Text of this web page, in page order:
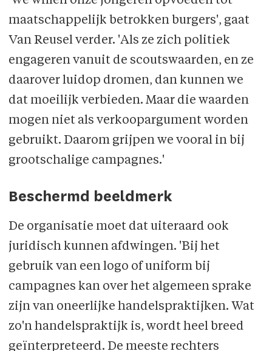
maatschappelijk betrokken burgers', gaat
Van Reusel verder. 'Als ze zich politiek
engageren vanuit de scoutswaarden, en ze
daarover luidop dromen, dan kunnen we
dat moeilijk verbieden. Maar die waarden
mogen niet als verkoopargument worden
gebruikt. Daarom grijpen we vooral in bij
grootschalige campagnes.'
Beschermd beeldmerk
De organisatie moet dat uiteraard ook
juridisch kunnen afdwingen. 'Bij het
gebruik van een logo of uniform bij
campagnes kan over het algemeen sprake
zijn van oneerlijke handelspraktijken. Wat
zo'n handelspraktijk is, wordt heel breed
geïnterpreteerd. De meeste rechters